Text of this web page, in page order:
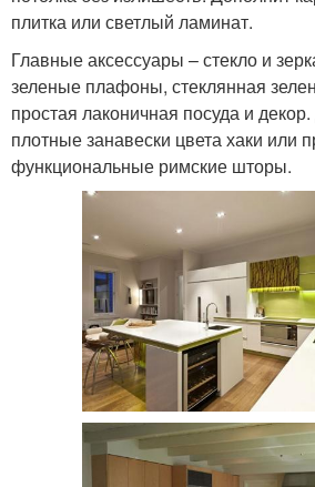
плитка или светлый ламинат.
Главные аксессуары – стекло и
зеленые плафоны, стеклянная
простая лаконичная посуда и
плотные занавески цвета хаки или
функциональные римские шторы.